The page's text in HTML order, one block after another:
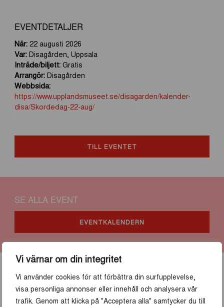
Vi värnar om din integritet
Vi använder cookies för att förbättra din surfupplevelse,
visa personliga annonser eller innehåll och analysera vår
trafik. Genom att klicka på "Acceptera alla" samtycker du till
k
n
EVENTDETALJER
När:22 augusti 2026
Var:Disagården, Uppsala
Inträde/biljett:Gratis
Arrangör:Disagården
Webbsida:
https://www.upplandsmuseet.se/disagarden/kalender-
disa/Skordedag-22-aug/
TILL EVENTET
SE ALLA EVENT
EVENTKALENDERN
UPPTÄCK MER